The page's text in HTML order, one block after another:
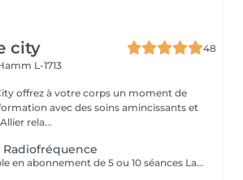
city
48
L-1713
offrez à votre corps un moment de
avec des soins amincissants et
drainants exclusifs! Allier rela...
Prestation disponible en abonnement de 5 ou 10 séances La lipocavitation utilise des ultrasons pour détruire les cellules graisseuses localisées, tandis que la radiofréquence utilise la chaleur pour raffermir la peau et stimuler la production de collagène. Ces deux techniques non invasives peuvent être combinées pour remodeler le corps, réduire la cellulite et améliorer l'élasticité de la peau. Lipocavitation: Fonctionnement : Des ondes sonores (ultrasons) créent des bulles dans les cellules adipeuses, qui finissent par imploser et détruire les cellules graisseuses. Cible : Les amas de graisse résistants et la cellulite, notamment sur les hanches, le ventre, les cuisses, les fesses et les poignées d'amour. Effet : Réduction des graisses localisées, mais la peau du corps peut aussi raffermir. Radiofréquence: Fonctionnement : Émission de micro-impulsions électriques qui réchauffent les couches profondes de la peau et des tissus. Cible : Relâchement cutané, cellulite, rides, et manque de fermeté. Effet : Contraction des fibres de collagène existantes et stimulation d'une nouvelle production de collagène, ce qui raffermit et améliore la qualité de la peau. Association des deux techniques: Avantages : En combinant les deux méthodes, on peut à la fois réduire les amas graisseux et améliorer la tonicité et l'aspect général de la peau. Méthodologie : Souvent utilisées lors des mêmes séances pour maximiser les résultats, avec une phase de lipocavitation pour traiter la graisse et une phase de radiofréquence pour le raffermissement. Indications : Idéal pour les personnes souhaitant une silhouette plus affinée avec une peau plus ferme et élastique. 1 zone = bas du corps ou haut du corps